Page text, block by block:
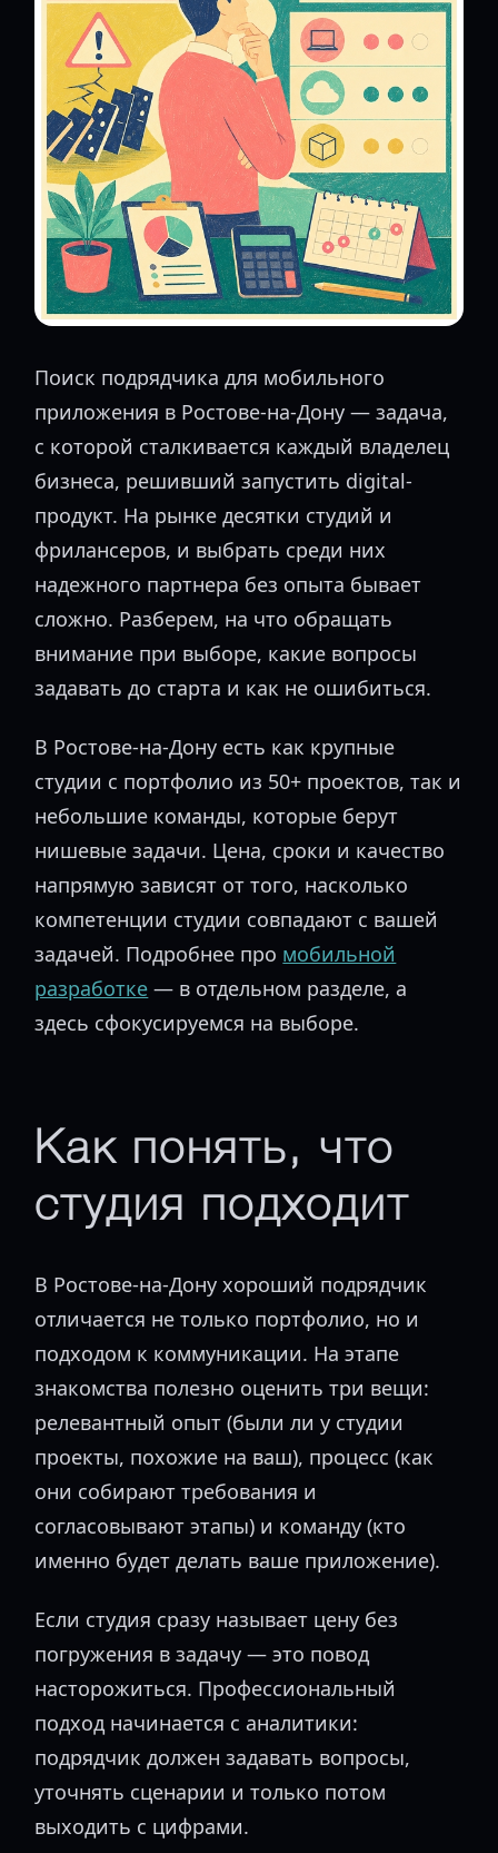
Поиск подрядчика для мобильного
приложения в Ростове-на-Дону — задача,
с которой сталкивается каждый владелец
бизнеса, решивший запустить digital-
продукт. На рынке десятки студий и
фрилансеров, и выбрать среди них
надежного партнера без опыта бывает
сложно. Разберем, на что обращать
внимание при выборе, какие вопросы
задавать до старта и как не ошибиться.
В Ростове-на-Дону есть как крупные
студии с портфолио из 50+ проектов, так и
небольшие команды, которые берут
нишевые задачи. Цена, сроки и качество
напрямую зависят от того, насколько
компетенции студии совпадают с вашей
задачей. Подробнее про мобильной
разработке — в отдельном разделе, а
здесь сфокусируемся на выборе.
Как понять, что
студия подходит
В Ростове-на-Дону хороший подрядчик
отличается не только портфолио, но и
подходом к коммуникации. На этапе
знакомства полезно оценить три вещи:
релевантный опыт (были ли у студии
проекты, похожие на ваш), процесс (как
они собирают требования и
согласовывают этапы) и команду (кто
именно будет делать ваше приложение).
Если студия сразу называет цену без
погружения в задачу — это повод
насторожиться. Профессиональный
подход начинается с аналитики:
подрядчик должен задавать вопросы,
уточнять сценарии и только потом
выходить с цифрами.